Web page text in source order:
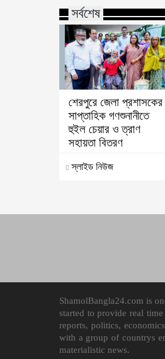
সর্বশেষ
শেরপুরে জেলা প্রশাসকের
সাপ্তাহিক গণশুনানীতে
হুইল চেয়ার ও ত্রাণ
সহায়তা বিতরণ
স্লাইড নিউজ
ShamolBangla24.com is
started to provide real
reports, politics,
with a group of countrys
materialistic news.